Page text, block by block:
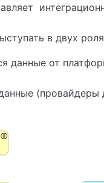
в двух
данные от
(провайдеры